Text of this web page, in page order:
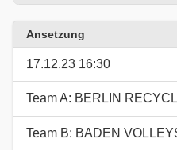
Ansetzung
17.12.23 16:30
Team A: BERLIN
Team B: BADEN